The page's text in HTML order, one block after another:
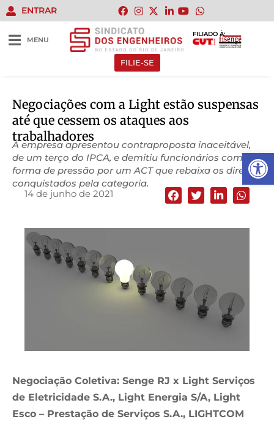
Abrir
ENTRAR
MENU
FILIADO À:
FILIE-SE
Negociações com a Light estão suspensas
até que cessem os ataques aos
trabalhadores
A empresa apresentou contraproposta inaceitável,
de um terço do IPCA, e demitiu funcionários como
forma de pressão por um ACT que rebaixa os direitos
conquistados pela categoria.
14 de junho de 2021
Negociação Coletiva: Senge RJ x Light Serviços
de Eletricidade S.A., Light Energia S/A, Light
Esco – Prestação de Serviços S.A., LIGHTCOM